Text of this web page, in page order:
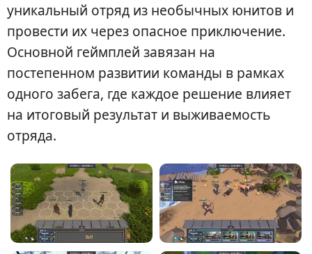
уникальный отряд из необычных юнитов и
провести их через опасное приключение.
Основной геймплей завязан на
постепенном развитии команды в рамках
одного забега, где каждое решение влияет
на итоговый результат и выживаемость
отряда.